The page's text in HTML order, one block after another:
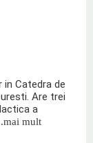
in Catedra de
Are trei
a
mult